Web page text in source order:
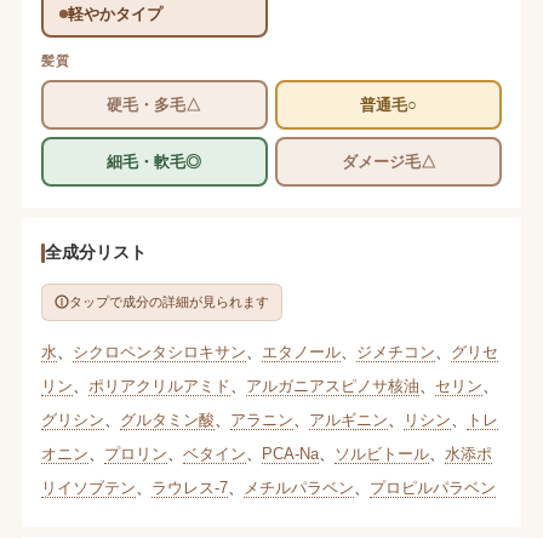
軽やかタイプ
髪質
硬毛・多毛△ 普通毛○
細毛・軟毛◎ ダメージ毛△
全成分リスト
タップで成分の詳細が見られます
水 シクロペンタシロキサン エタノール、 ジメチコン
グリセ
リン
ポリアクリルアミド アルガニアスピノサ核油 セリン
グリシン
グルタミン酸 アラニン アルギニン リシン
トレ
オニン
プロリン ベタイン PCA-Na、 ソルビトール、 水添ポ
リイソブテン
ラウレス-7、 メチルパラベン プロピルパラベン